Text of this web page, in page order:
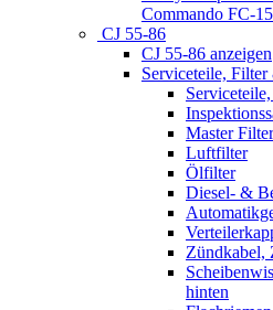
Commando FC-
CJ 55-86
CJ 55-86 anzeigen
Serviceteile,
Master
Luftfilter
Ölfilter
Diesel- &
Zündkabel,
hinten